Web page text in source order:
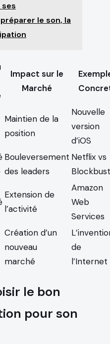
ses
le son, la
Impact sur le
Marché
Maintien de la
position
Nouvelle
version
d’iOS
Bouleversement
des leaders
Netflix vs
Extension de
l’activité
Amazon
Web
Services
Création d’un
nouveau
marché
de
l’Internet
le bon
pour son